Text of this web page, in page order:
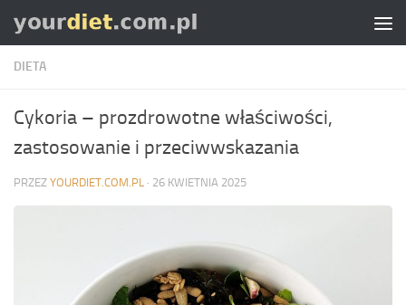
Skip to content
DIETA
Cykoria – prozdrowotne właściwości,
zastosowanie i przeciwwskazania
PRZEZ YOURDIET.COM.PL · 26 KWIETNIA 2025